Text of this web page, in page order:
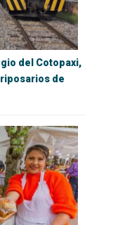
del Cotopaxi,
de